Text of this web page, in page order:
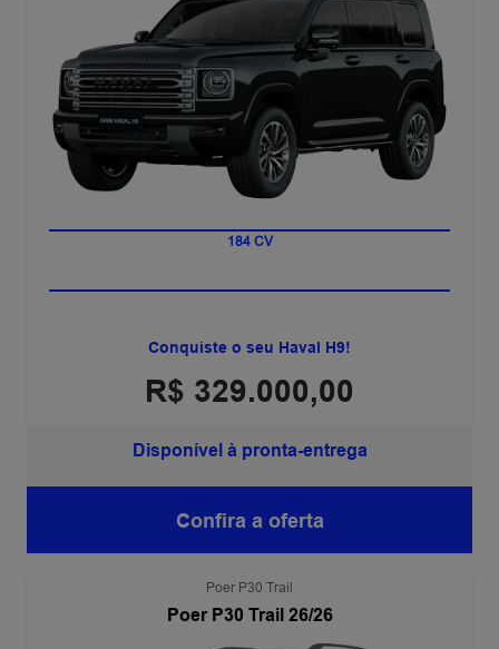
184 CV
Conquiste o seu Haval H9!
R$ 329.000,00
Disponível à pronta-entrega
Confira a oferta
Poer P30 Trail
Poer P30 Trail 26/26